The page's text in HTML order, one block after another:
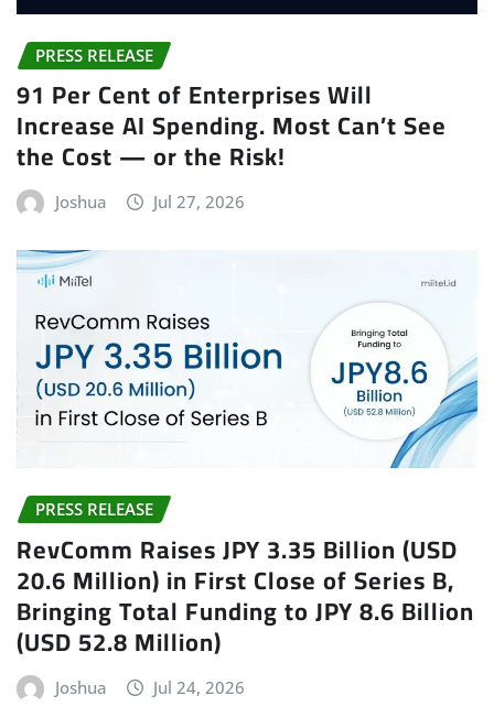
PRESS RELEASE
91 Per Cent of Enterprises Will
Increase AI Spending. Most Can’t See
the Cost — or the Risk!
Joshua Jul 27, 2026
PRESS RELEASE
RevComm Raises JPY 3.35 Billion (USD
20.6 Million) in First Close of Series B,
Bringing Total Funding to JPY 8.6 Billion
(USD 52.8 Million)
Joshua Jul 24, 2026